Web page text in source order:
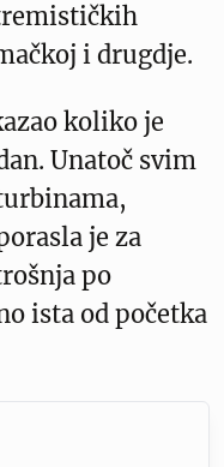
i drugdje.
koliko je
Unatoč svim
je za
po
ista od početka